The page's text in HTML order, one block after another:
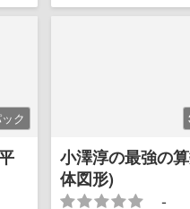
ク
小澤淳の最強の
体図形)
-